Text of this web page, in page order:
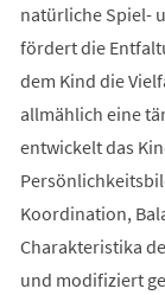
natürliche Spiel-
fördert die
dem Kind die
allmählich eine
entwickelt das
Koordination,
Charakteristika
und modifiziert